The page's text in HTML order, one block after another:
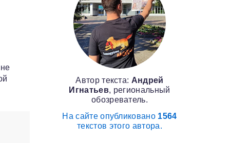
Автор текста: Андрей
Игнатьев, региональный
обозреватель.
На сайте опубликовано 1564
текстов этого автора.